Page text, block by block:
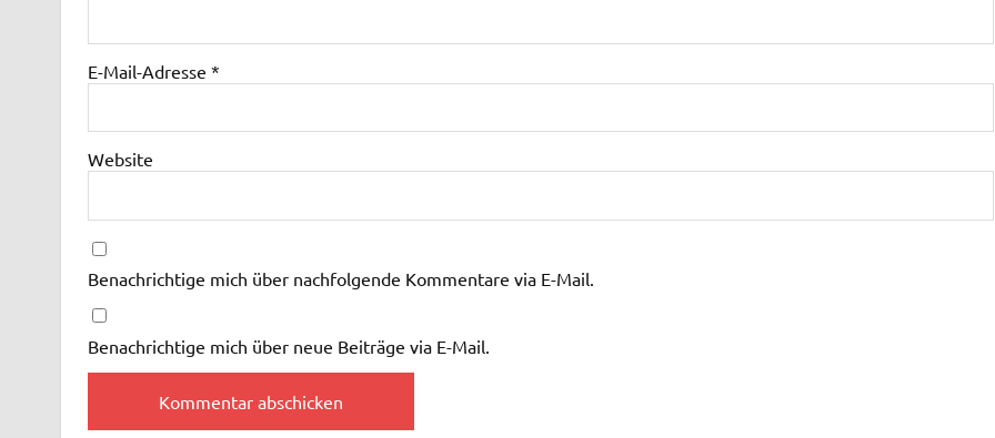
E-Mail-Adresse *
Website
Benachrichtige mich über nachfolgende Kommentare via E-Mail.
Benachrichtige mich über neue Beiträge via E-Mail.